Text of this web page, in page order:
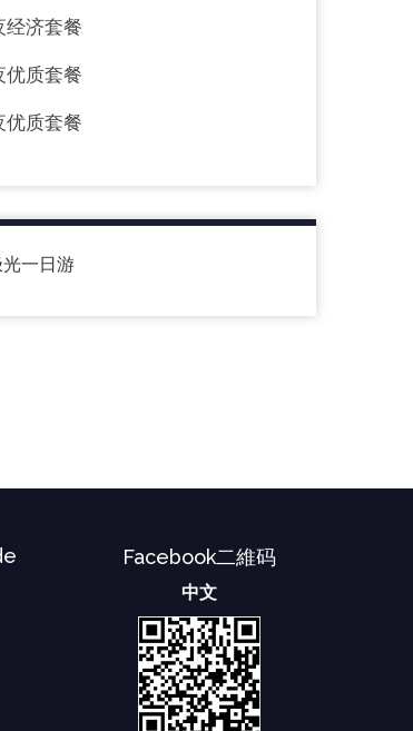
经济套餐
优质套餐
优质套餐
一日游
Facebook二維码
中文